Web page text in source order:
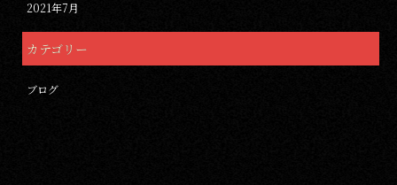
2021年7月
カテゴリー
ブログ